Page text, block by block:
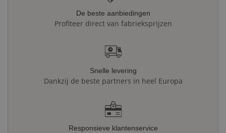
De beste aanbiedingen
Profiteer direct van fabrieksprijzen
Snelle levering
Dankzij de beste partners in heel Europa
Responsieve klantenservice